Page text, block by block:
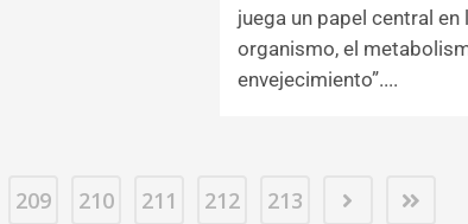
juega un papel central en
organismo, el
envejecimiento”....
209 210 211 212 213